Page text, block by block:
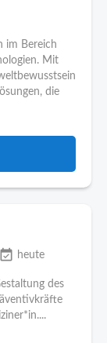
im Bereich
Mit
die
event_available heute
des